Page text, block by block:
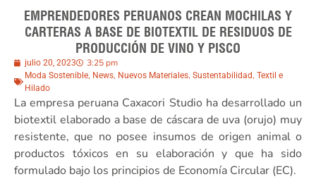
EMPRENDEDORES PERUANOS CREAN MOCHILAS Y
CARTERAS A BASE DE BIOTEXTIL DE RESIDUOS DE
PRODUCCIÓN DE VINO Y PISCO
julio 20, 2023 3:25 pm
Moda Sostenible, News, Nuevos Materiales, Sustentabilidad, Textil e
Hilado
La empresa peruana Caxacori Studio ha desarrollado un
biotextil elaborado a base de cáscara de uva (orujo) muy
resistente, que no posee insumos de origen animal o
productos tóxicos en su elaboración y que ha sido
formulado bajo los principios de Economía Circular (EC).